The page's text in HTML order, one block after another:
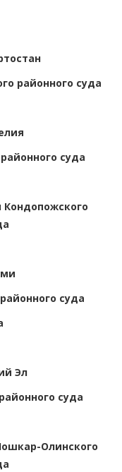
районного суда
суда
суда
Эл
суда
Олинского